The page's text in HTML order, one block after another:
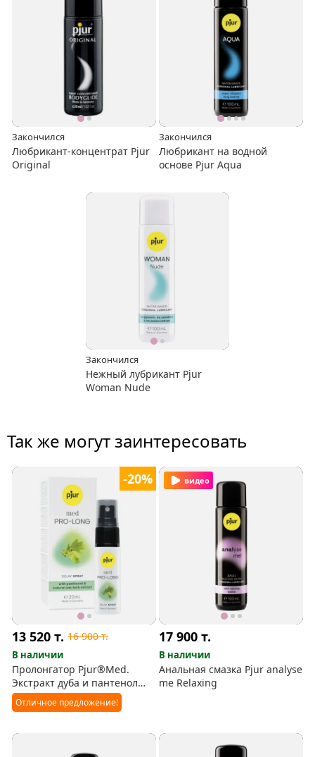
Закончился
Любрикант-концентрат Pjur
Original
Закончился
Любрикант на водной
основе Pjur Aqua
Закончился
Нежный лубрикант Pjur
Woman Nude
Так же могут заинтересовать
-20%
13 520т. 16 900т.
В наличии
Пролонгатор Pjur®Med.
Экстракт дуба и пантенол
(20мл)
Отличное предложение!
видео
17 900т.
В наличии
Анальная смазка Pjur analyse
me Relaxing